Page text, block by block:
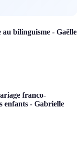
au bilinguisme - Gaëlle
franco-
enfants - Gabrielle